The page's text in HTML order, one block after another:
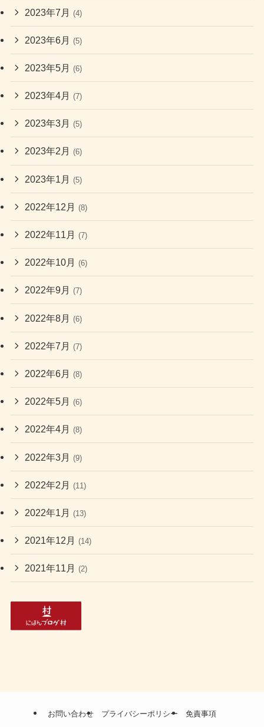
2023年7月 (4)
2023年6月 (5)
2023年5月 (6)
2023年4月 (7)
2023年3月 (5)
2023年2月 (6)
2023年1月 (5)
2022年12月 (8)
2022年11月 (7)
2022年10月 (6)
2022年9月 (7)
2022年8月 (6)
2022年7月 (7)
2022年6月 (8)
2022年5月 (6)
2022年4月 (8)
2022年3月 (9)
2022年2月 (11)
2022年1月 (13)
2021年12月 (14)
2021年11月 (2)
お問い合わせ プライバシーポリシー 免責事項